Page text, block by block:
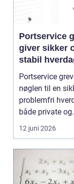
Portservice
giver sikker
stabil
porte
Portservice
nøglen til en
problemfri
både private og
virksomheder,
12 juni 2026